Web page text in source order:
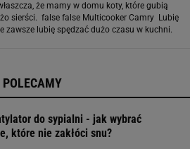
że mamy w domu koty, które gubią
sierści. false false Multicooker Camry Lubię
zawsze lubię spędzać dużo czasu w kuchni.
POLECAMY
do sypialni - jak wybrać
które nie zakłóci snu?